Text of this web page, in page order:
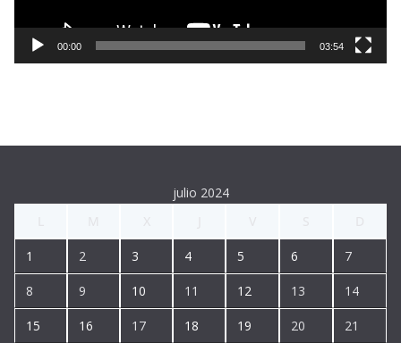
o
o
00:00 03:54
julio 2024
1 2 3 4 5 6 7
8 9 10 11 12 13 14
15 16 17 18 19 20 21